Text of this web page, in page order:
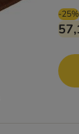
-25%